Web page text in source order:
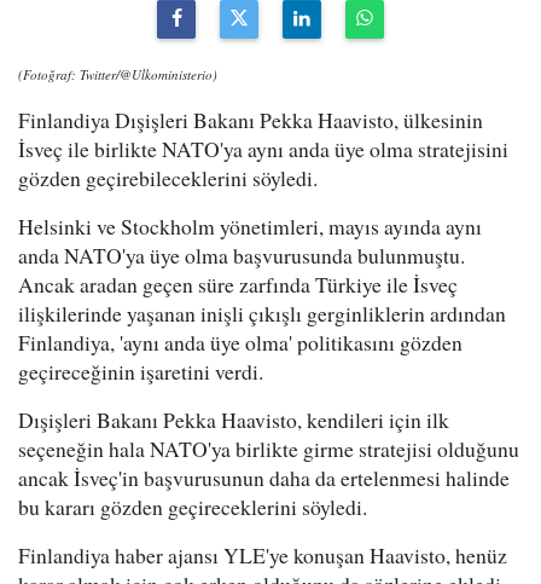
(Fotoğraf: Twitter/@Ulkoministerio)
Finlandiya Dışişleri Bakanı Pekka Haavisto, ülkesinin
İsveç ile birlikte NATO'ya aynı anda üye olma stratejisini
gözden geçirebileceklerini söyledi.
Helsinki ve Stockholm yönetimleri, mayıs ayında aynı
anda NATO'ya üye olma başvurusunda bulunmuştu.
Ancak aradan geçen süre zarfında Türkiye ile İsveç
ilişkilerinde yaşanan inişli çıkışlı gerginliklerin ardından
Finlandiya, 'aynı anda üye olma' politikasını gözden
geçireceğinin işaretini verdi.
Dışişleri Bakanı Pekka Haavisto, kendileri için ilk
seçeneğin hala NATO'ya birlikte girme stratejisi olduğunu
ancak İsveç'in başvurusunun daha da ertelenmesi halinde
bu kararı gözden geçireceklerini söyledi.
Finlandiya haber ajansı YLE'ye konuşan Haavisto, henüz